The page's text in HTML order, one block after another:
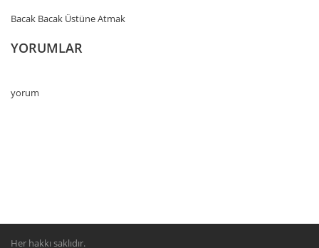
Bacak Bacak Üstüne Atmak
YORUMLAR
yorum
Her hakkı saklıdır.